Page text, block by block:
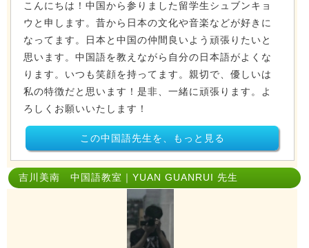
こんにちは！中国から参りました留学生シュブンキョ
ウと申します。昔から日本の文化や音楽などが好きに
なってます。日本と中国の仲間良いよう頑張りたいと
思います。中国語を教えながら自分の日本語がよくな
ります。いつも笑顔を持ってます。親切で、優しいは
私の特徴だと思います！是非、一緒に頑張ります。よ
ろしくお願いいたします！
この中国語先生を、もっと見る
吉川美南 中国語教室｜YUAN GUANRUI 先生